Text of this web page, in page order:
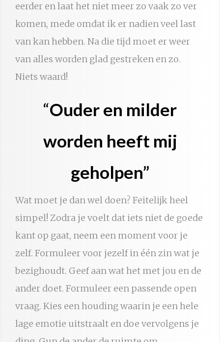
eerder en laat het niet meer zo vaak zo ver
komen, mede omdat ik er nadien veel last
van kan hebben. Na die tijd moet er weer
van alles worden glad gestreken en zo.
Niets waard!
“Ouder en milder
worden heeft mij
geholpen”
Wat moet je dan wel doen? Feitelijk heel
simpel! Zodra je voelt dat iets niet de goede
kant op gaat, neem een moment voor je
zelf. Formuleer voor jezelf in één zin wat je
bezighoudt. Geef aan wat het met jou en de
ander doet. Formuleer een passende open
vraag. Kies een houding waarin je een hele
lage emotie uitstraalt en doe vervolgens je